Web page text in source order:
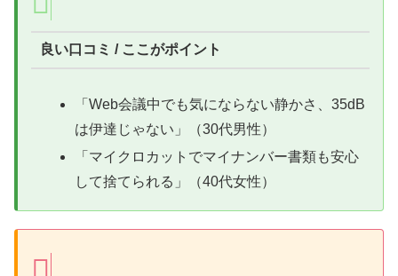
良い口コミ / ここがポイント
「Web会議中でも気にならない静かさ、35dB
は伊達じゃない」（30代男性）
「マイクロカットでマイナンバー書類も安心
して捨てられる」（40代女性）